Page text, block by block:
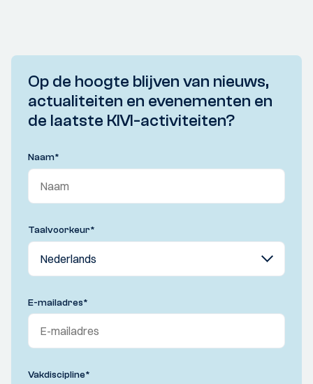
Op de hoogte blijven van nieuws,
actualiteiten en evenementen en
de laatste KIVI-activiteiten?
Naam*
Taalvoorkeur*
E-mailadres*
Vakdiscipline*